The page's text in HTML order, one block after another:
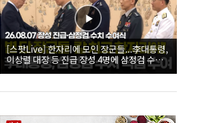
[스팟Live] 한자리에 모인 장군들...李대통령,
이상렬 대장 등 진급 장성 4명에 삼정검 수치
직접 수여｜26.08.07 장성 진급·삼정검 수치